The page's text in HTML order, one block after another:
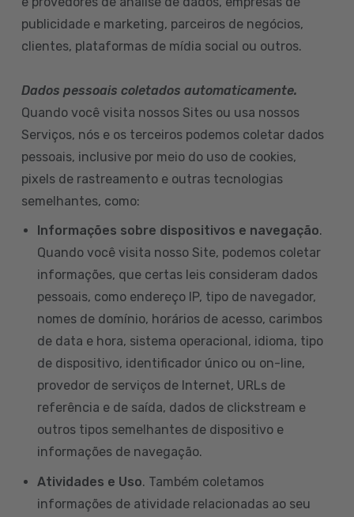
publicidade e marketing, parceiros de negócios,
clientes, plataformas de mídia social ou outros.
Dados pessoais coletados automaticamente.
Quando você visita nossos Sites ou usa nossos
Serviços, nós e os terceiros podemos coletar dados
pessoais, inclusive por meio do uso de cookies,
pixels de rastreamento e outras tecnologias
semelhantes, como:
Informações sobre dispositivos e navegação.
Quando você visita nosso Site, podemos coletar
informações, que certas leis consideram dados
pessoais, como endereço IP, tipo de navegador,
nomes de domínio, horários de acesso, carimbos
de data e hora, sistema operacional, idioma, tipo
de dispositivo, identificador único ou on-line,
provedor de serviços de Internet, URLs de
referência e de saída, dados de clickstream e
outros tipos semelhantes de dispositivo e
informações de navegação.
Atividades e Uso. Também coletamos
informações de atividade relacionadas ao seu